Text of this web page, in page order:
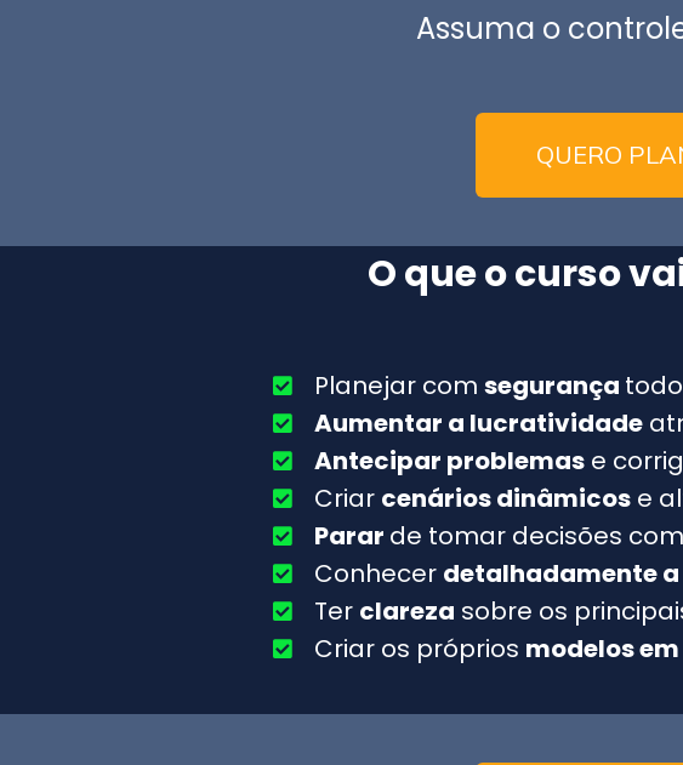
Assuma o
QUERO
O que o curso
Planejar com segurança
Aumentar a lucratividade
Antecipar problemase
Criar cenários dinâmicose
Parar de tomar decisões
Conhecer detalhadamente a
Ter clareza sobre os
Criar os próprios modelos